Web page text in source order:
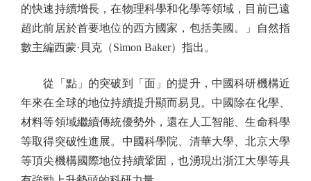
的快速持續增長，在物理科學和化學等領域，目前已遠
超此前居於首要地位的西方國家，包括美國。」自然指
數主編西蒙·貝克（Simon Baker）指出。
從「點」的突破到「面」的提升，中國科研機構近
年來在全球的地位持續提升顯而易見。中國除在化學、
材料等領域繼續傳統優勢外，還在人工智能、生命科學
等取得突破性進展。中國科學院、清華大學、北京大學
等頂尖機構國際地位持續鞏固，也湧現出浙江大學等具